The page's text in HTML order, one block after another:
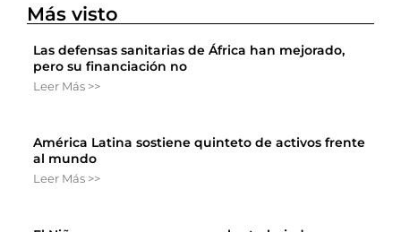
Más visto
Las defensas sanitarias de África han mejorado,
pero su financiación no
Leer Más >>
América Latina sostiene quinteto de activos frente
al mundo
Leer Más >>